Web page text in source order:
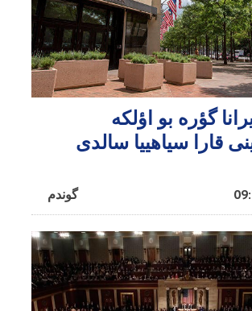
گؤره بو اؤلکه
قارا سیاهییا سالدی
گوندم